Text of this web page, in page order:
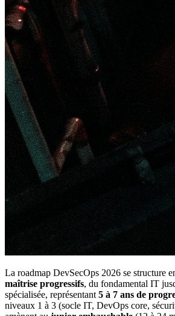
La roadmap DevSecOps 2026 se structure
maîtrise progressifs, du fondamental IT
spécialisée, représentant 5 à 7 ans de
niveaux 1 à 3 (socle IT, DevOps core,